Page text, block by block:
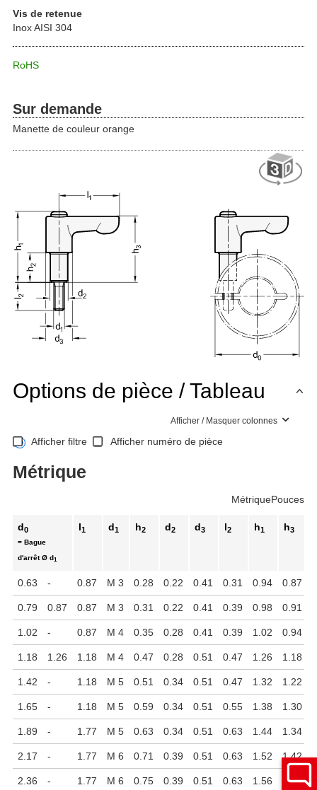
Vis de retenue
Inox AISI 304
RoHS
Sur demande
Manette de couleur orange
Options de pièce / Tableau
Afficher / Masquer colonnes
Afficher filtre Afficher numéro de pièce
Métrique
MétriquePouces
d0
= Bague
d'arrêt Ø d1
l1 d1 h2 d2 d3 l2 h1 h3
0.63 - 0.87 M 3 0.28 0.22 0.41 0.31 0.94 0.87
0.79 0.87 0.87 M 3 0.31 0.22 0.41 0.39 0.98 0.91
1.02 - 0.87 M 4 0.35 0.28 0.41 0.39 1.02 0.94
1.18 1.26 1.18 M 4 0.47 0.28 0.51 0.47 1.26 1.18
1.42 - 1.18 M 5 0.51 0.34 0.51 0.47 1.32 1.22
1.65 - 1.18 M 5 0.59 0.34 0.51 0.55 1.38 1.30
1.89 - 1.77 M 5 0.63 0.34 0.51 0.63 1.44 1.34
2.17 - 1.77 M 6 0.71 0.39 0.51 0.63 1.52 1.42
2.36 - 1.77 M 6 0.75 0.39 0.51 0.63 1.56 1.46